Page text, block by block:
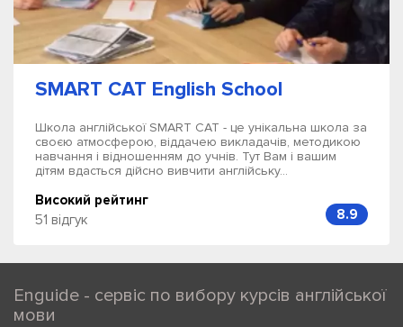
SMART CAT English School
Школа англійської SMART CAT - це унікальна школа за
своєю атмосферою, віддачею викладачів, методикою
навчання і відношенням до учнів. Тут Вам і вашим
дітям вдасться дійсно вивчити англійську...
Високий рейтинг
51 відгук
8.9
Enguide - сервіс по вибору курсів англійської
мови